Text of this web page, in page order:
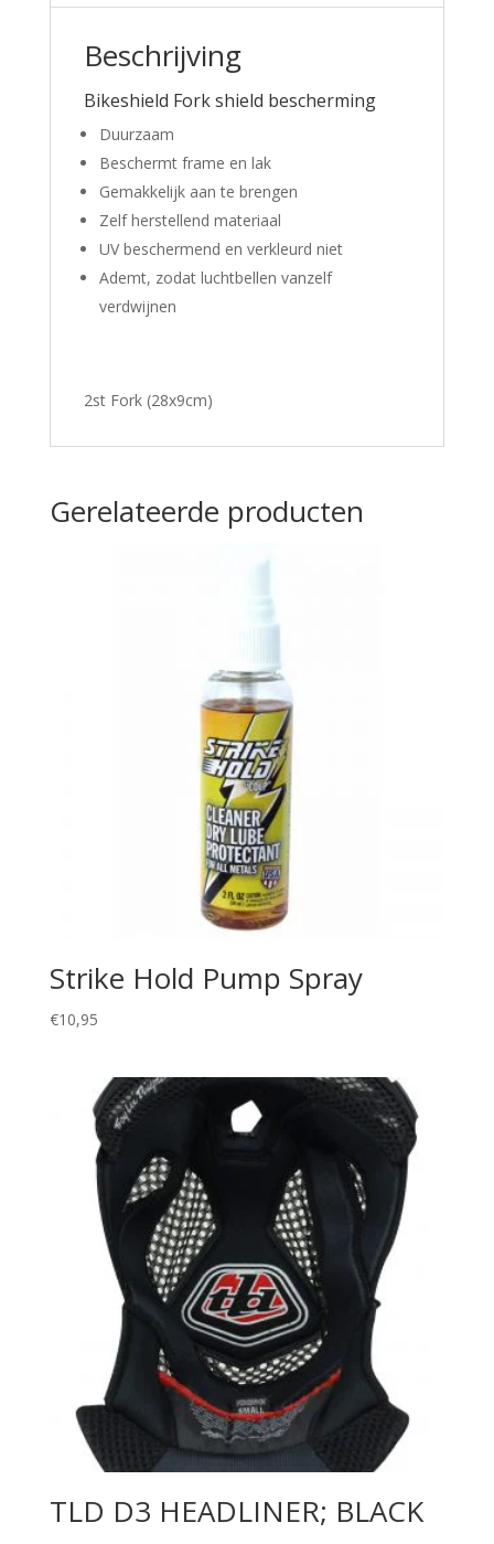
Beschrijving
Bikeshield Fork shield bescherming
Duurzaam
Beschermt frame en lak
Gemakkelijk aan te brengen
Zelf herstellend materiaal
UV beschermend en verkleurd niet
Ademt, zodat luchtbellen vanzelf
verdwijnen
2st Fork (28x9cm)
Gerelateerde producten
Strike Hold Pump Spray
€10,95
TLD D3 HEADLINER; BLACK